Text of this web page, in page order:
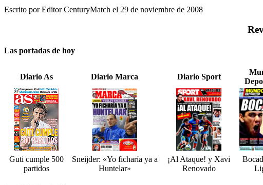
Escrito porEditor CenturyMatch el 29 de noviembre de 2008
Las portadas de hoy
Diario As Diario Marca Diario Sport
Guti cumple 500
partidos
Sneijder: «Yo ficharía ya a
Huntelar»
¡Al Ataque! y Xavi
Renovado